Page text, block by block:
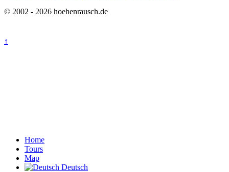
© 2002 - 2026 hoehenrausch.de
↑
Home
Tours
Map
Deutsch